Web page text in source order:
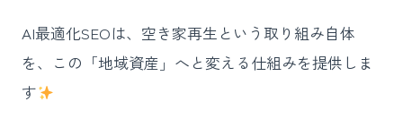
AI最適化SEOは、空き家再生という取り組み自体
を、この「地域資産」へと変える仕組みを提供しま
す